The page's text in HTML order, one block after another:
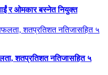
र ओमकार बस्नेत नियुक्त
शतप्रतिशत नतिजासहित ५